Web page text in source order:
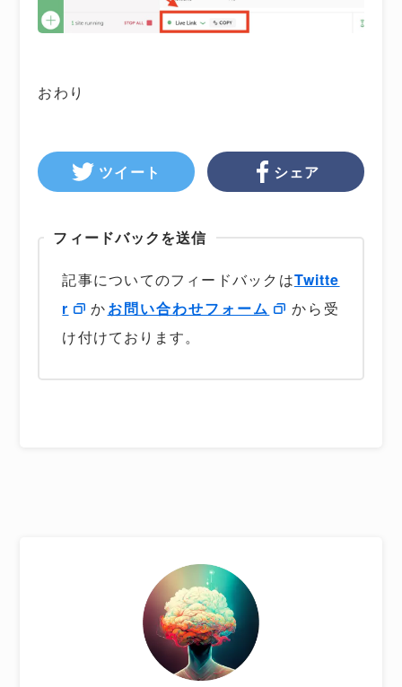
おわり
ツイート シェア
フィードバックを送信
記事についてのフィードバックはTwitte
r
かお問い合わせフォーム
から受
け付けております。